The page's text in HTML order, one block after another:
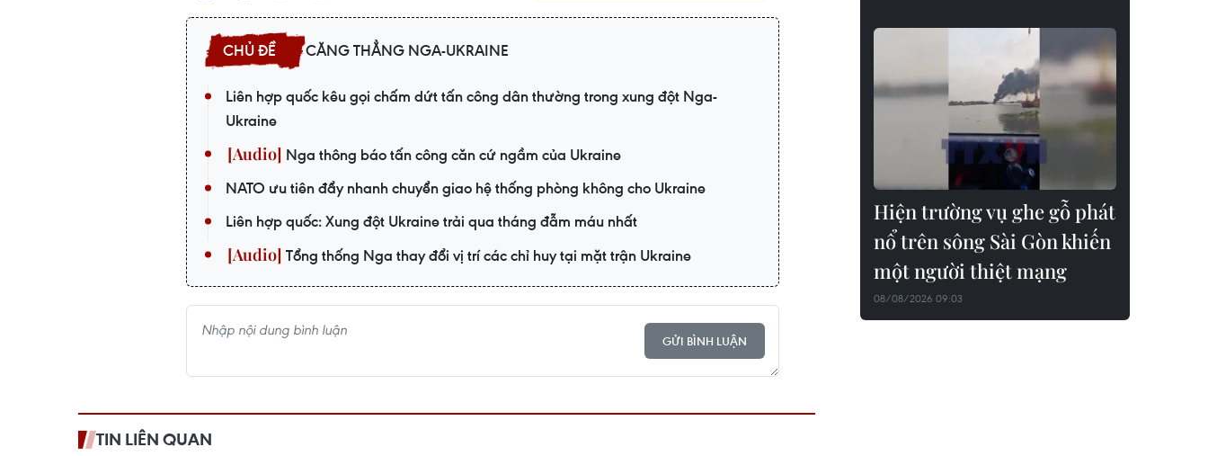
CĂNG THẲNG NGA-UKRAINE
Liên hợp quốc kêu gọi chấm dứt tấn công dân thường trong xung đột Nga-
Ukraine
Nga thông báo tấn công căn cứ ngầm của Ukraine
NATO ưu tiên đẩy nhanh chuyển giao hệ thống phòng không cho Ukraine
Liên hợp quốc: Xung đột Ukraine trải qua tháng đẫm máu nhất
Tổng thống Nga thay đổi vị trí các chỉ huy tại mặt trận Ukraine
GỬI BÌNH LUẬN
TIN LIÊN QUAN
Hiện trường vụ ghe gỗ phát
nổ trên sông Sài Gòn khiến
một người thiệt mạng
08/08/2026 09:03